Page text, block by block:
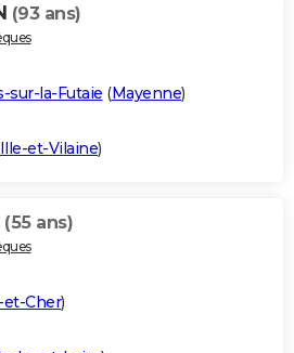
(93 ans)
sur-la-Futaie (Mayenne)
Ille-et-Vilaine)
(55 ans)
et-Cher)